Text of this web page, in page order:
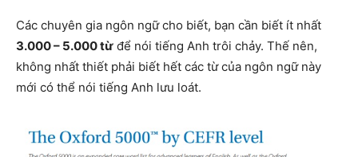
Các chuyên gia ngôn ngữ cho biết, bạn cần biết ít nhất
3.000 – 5.000 từ để nói tiếng Anh trôi chảy. Thế nên,
không nhất thiết phải biết hết các từ của ngôn ngữ này
mới có thể nói tiếng Anh lưu loát.